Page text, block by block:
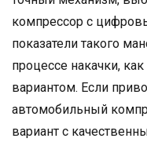
компрессор с
показатели такого
процессе накачки,
вариантом. Если
автомобильный
вариант с